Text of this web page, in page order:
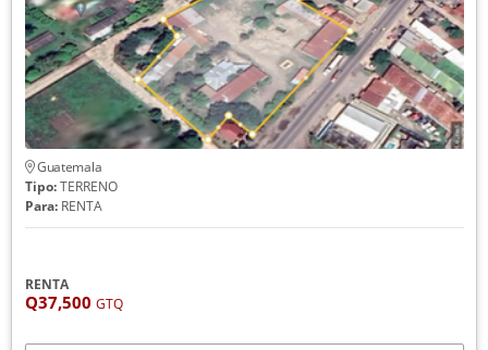
Guatemala
Tipo:TERRENO
Para:RENTA
RENTA
Q37,500 GTQ